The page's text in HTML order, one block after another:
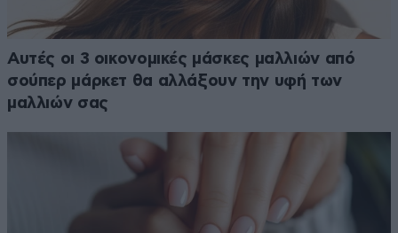
Αυτές οι 3 οικονομικές μάσκες μαλλιών από
σούπερ μάρκετ θα αλλάξουν την υφή των
μαλλιών σας